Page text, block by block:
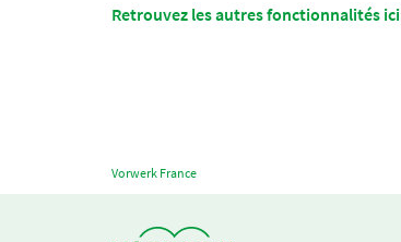
Retrouvez les autres fonctionnalités ici
Vorwerk France